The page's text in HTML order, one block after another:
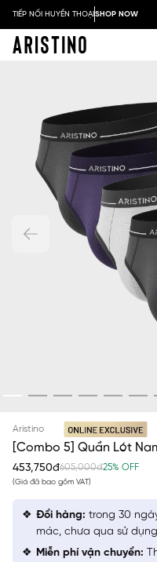
TIẾP NỐI HUYỀN THOẠISHOP NOW
Aristino
[Combo 5] Quần Lót
453,750đ605,000đ25% OFF
(Giá đã bao gồm VAT)
Đổi hàng: trong 30
mác, chưa qua sử
Miễn phí vận chuyển: